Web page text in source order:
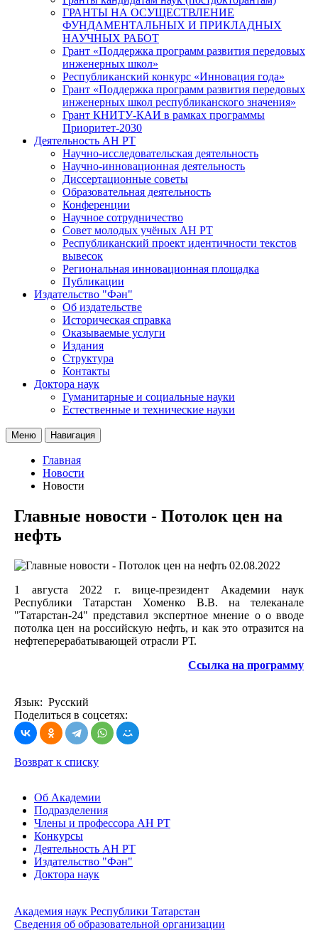
ГРАНТЫ НА ОСУЩЕСТВЛЕНИЕ
ФУНДАМЕНТАЛЬНЫХ И ПРИКЛАДНЫХ
НАУЧНЫХ РАБОТ
Грант «Поддержка программ развития передовых
инженерных школ»
Республиканский конкурс «Инновация года»
Грант «Поддержка программ развития передовых
инженерных школ республиканского значения»
Грант КНИТУ-КАИ в рамках программы
Приоритет-2030
Деятельность АН РТ
Научно-исследовательская деятельность
Научно-инновационная деятельность
Диссертационные советы
Образовательная деятельность
Конференции
Научное сотрудничество
Совет молодых учёных АН РТ
Республиканский проект идентичности текстов
вывесок
Региональная инновационная площадка
Публикации
Издательство "Фән"
Об издательстве
Историческая справка
Оказываемые услуги
Издания
Структура
Контакты
Доктора наук
Гуманитарные и социальные науки
Естественные и технические науки
Меню Навигация
Главная
Новости
Новости
Главные новости - Потолок цен на
нефть
02.08.2022
1 августа 2022 г. вице-президент Академии наук
Республики Татарстан Хоменко В.В. на телеканале
"Татарстан-24" представил экспертное мнение о о вводе
потолка цен на российскую нефть, и как это отразится на
нефтеперерабатывающей отрасли РТ.
Ссылка на программу
Язык: Русский
Поделиться в соцсетях:
Возврат к списку
Об Академии
Подразделения
Члены и профессора АН РТ
Конкурсы
Деятельность АН РТ
Издательство "Фән"
Доктора наук
Академия наук Республики Татарстан
Сведения об образовательной организации